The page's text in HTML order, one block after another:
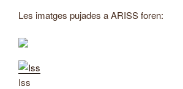
Les imatges pujades a ARISS foren:
Iss